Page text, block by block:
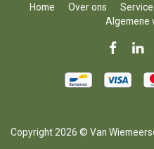
Home Over ons
Algemene
Copyright 2026 © Van